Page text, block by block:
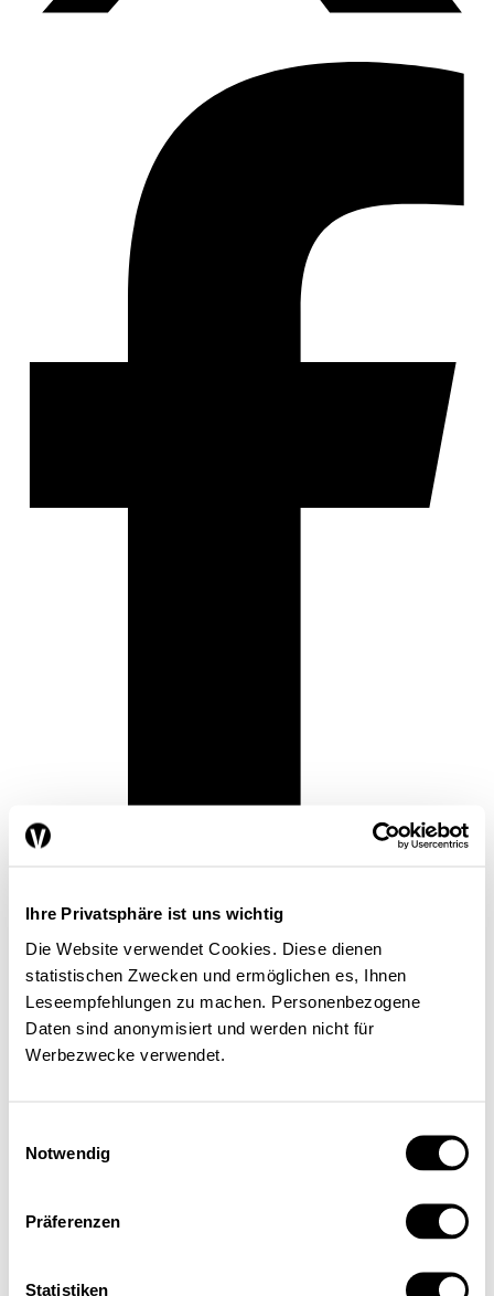
Ihre Privatsphäre ist uns wichtig
Die Website verwendet Cookies. Diese dienen
statistischen Zwecken und ermöglichen es, Ihnen
Leseempfehlungen zu machen. Personenbezogene
Daten sind anonymisiert und werden nicht für
Werbezwecke verwendet.
Notwendig
Präferenzen
Statistiken